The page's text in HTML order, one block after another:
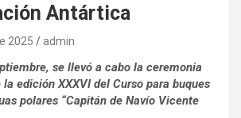
Antártica
2025 admin
se llevó a cabo la ceremonia
edición XXXVI del Curso para buques
polares “Capitán de Navío Vicente